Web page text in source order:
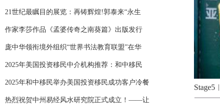
21世纪最瞩目的展览：再铸辉煌!郭泰来“永生
作家李莎作品《孟婆传奇之南葵篇》出版发行
庞中华领衔境外组织“世界书法教育联盟”在华
2025年美国投资移民中介机构推荐：和中移民
2025年和中移民举办美国投资移民成功客户冷餐
热烈祝贺中州易经风水研究院正式成立！——让
淮安成功举办第四届淮河华商大会